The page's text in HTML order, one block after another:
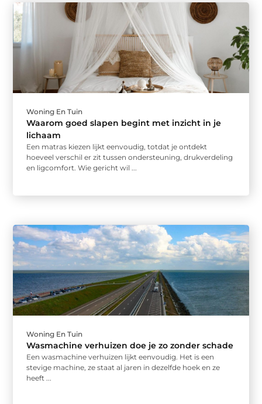
Woning En Tuin
Waarom goed slapen begint met inzicht in je
lichaam
Een matras kiezen lijkt eenvoudig, totdat je ontdekt
hoeveel verschil er zit tussen ondersteuning, drukverdeling
en ligcomfort. Wie gericht wil ...
Woning En Tuin
Wasmachine verhuizen doe je zo zonder schade
Een wasmachine verhuizen lijkt eenvoudig. Het is een
stevige machine, ze staat al jaren in dezelfde hoek en ze
heeft ...